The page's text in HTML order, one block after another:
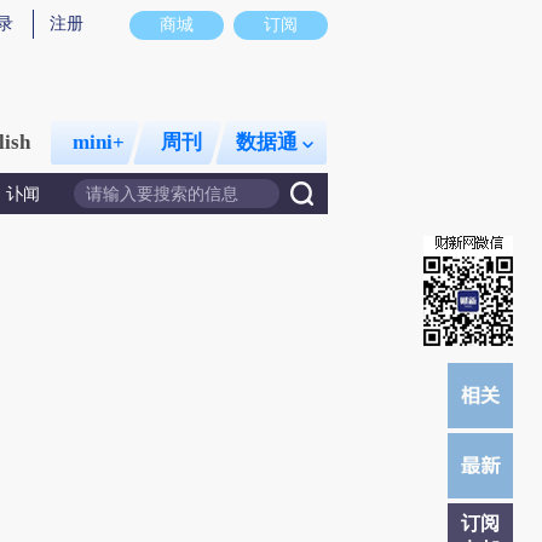
商城 订阅
注册
mini+ 周刊 数据通
讣闻
订阅